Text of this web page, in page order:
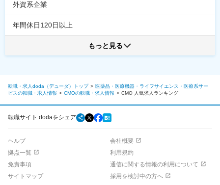
外資系企業
年間休日120日以上
もっと見る
転職・求人doda（デューダ）トップ
医薬品・医療機器・ライフサイエンス・医療系サー
ビスの転職・求人情報
CMOの転職・求人情報 CMO 人気求人ランキング
転職サイト dodaをシェア
ヘルプ
会社概要
拠点一覧
利用規約
免責事項
通信に関する情報の利用について
サイトマップ
採用を検討中の方へ